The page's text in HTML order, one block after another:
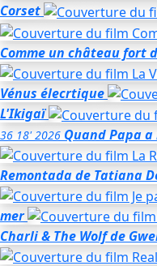
Corset
Comme un château fort
Vénus élecrtique
L'Ikigaï
36 18' 2026 Quand Papa
Remontadade Tatiana
mer
Charli & The Wolfde